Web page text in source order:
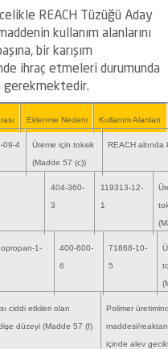
REACH Tüzüğü Aday
kullanım alanlarını
bir karışım
ihraç etmeleri durumunda
Eklenme Nedeni Kullanım Alanları
09-4
Üreme için toksik
(Madde 57 (c))
REACH altında
404-360-
3
119313-12-
1
1-
400-600-
6
71868-10-
5
ciddi etkileri olan
düzeyi (Madde 57 (f)
Polimer
maddesi/
içinde alev